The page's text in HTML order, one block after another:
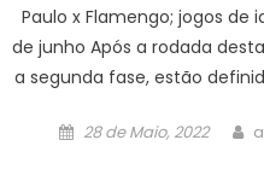
Paulo x Flamengo; jogos de
de junho Após a rodada
a segunda fase, estão
Posted
28 de Maio, 2022